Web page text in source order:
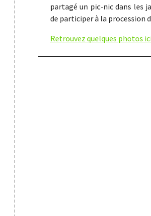
partagé un pic-nic dans les
de participer à la procession
Retrouvez quelques photos